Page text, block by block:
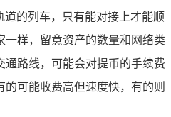
道的列车，只有能对接上才能顺
样，留意资产的数量和网络类
通路线，可能会对提币的手续费
可能收费高但速度快，有的则